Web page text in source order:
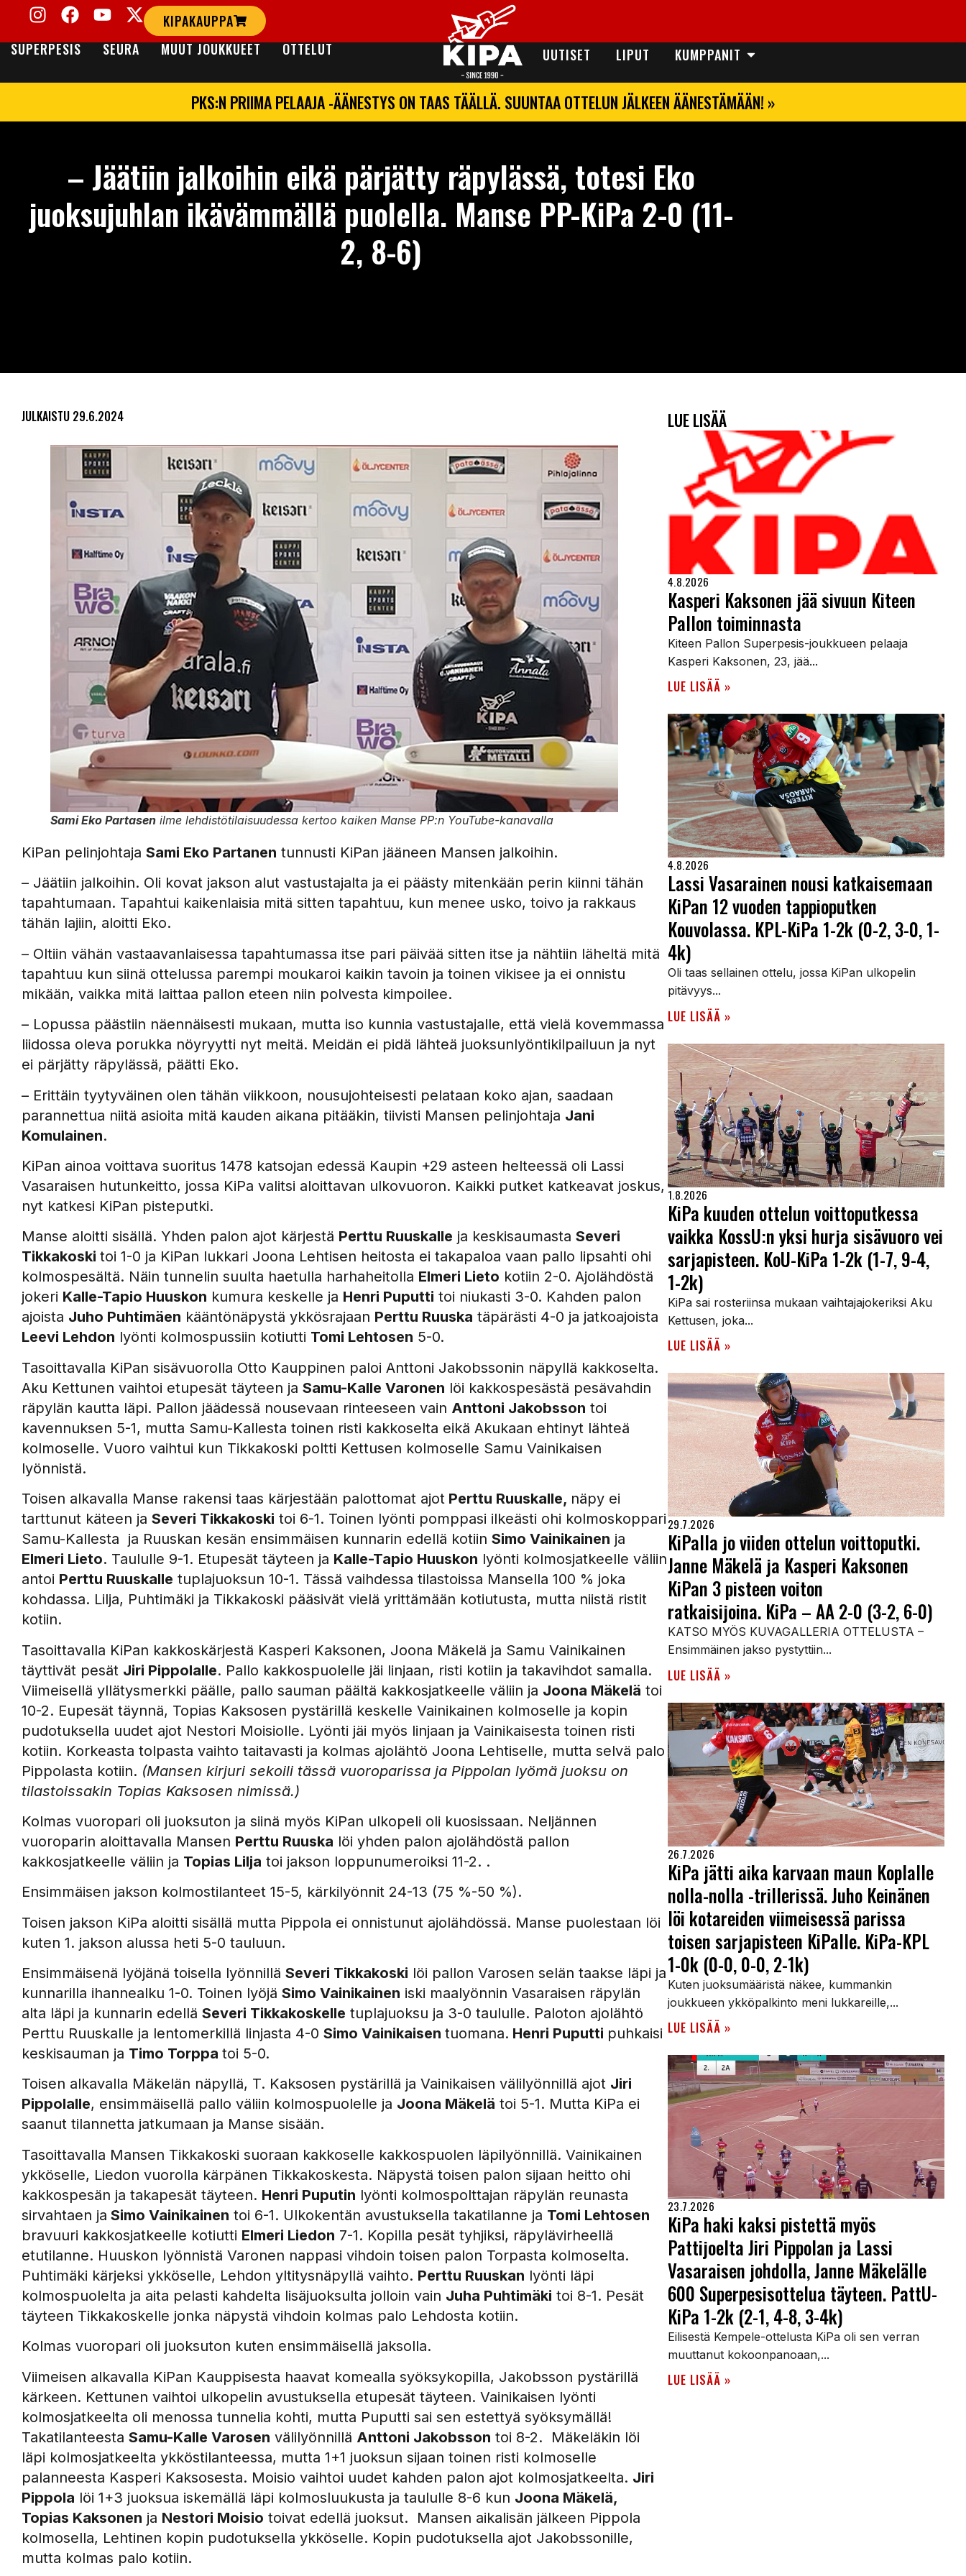
KIPAKAUPPA
SUPERPESIS
SEURA MUUT JOUKKUEET OTTELUT UUTISET LIPUT KUMPPANIT
PKS:N PRIIMA PELAAJA -ÄÄNESTYS ON TAAS TÄÄLLÄ. SUUNTAA OTTELUN JÄLKEEN ÄÄNESTÄMÄÄN! »
– Jäätiin jalkoihin eikä pärjätty räpylässä, totesi Eko
juoksujuhlan ikävämmällä puolella. Manse PP-KiPa 2-0 (11-
2, 8-6)
JULKAISTU 29.6.2024
Sami Eko Partasen ilme lehdistötilaisuudessa kertoo kaiken Manse PP:n YouTube-kanavalla
KiPan pelinjohtaja Sami Eko Partanen tunnusti KiPan jääneen Mansen jalkoihin.
– Jäätiin jalkoihin. Oli kovat jakson alut vastustajalta ja ei päästy mitenkään perin kiinni tähän
tapahtumaan. Tapahtui kaikenlaisia mitä sitten tapahtuu, kun menee usko, toivo ja rakkaus
tähän lajiin, aloitti Eko.
– Oltiin vähän vastaavanlaisessa tapahtumassa itse pari päivää sitten itse ja nähtiin läheltä mitä
tapahtuu kun siinä ottelussa parempi moukaroi kaikin tavoin ja toinen vikisee ja ei onnistu
mikään, vaikka mitä laittaa pallon eteen niin polvesta kimpoilee.
– Lopussa päästiin näennäisesti mukaan, mutta iso kunnia vastustajalle, että vielä kovemmassa
liidossa oleva porukka nöyryytti nyt meitä. Meidän ei pidä lähteä juoksunlyöntikilpailuun ja nyt
ei pärjätty räpylässä, päätti Eko.
– Erittäin tyytyväinen olen tähän viikkoon, nousujohteisesti pelataan koko ajan, saadaan
parannettua niitä asioita mitä kauden aikana pitääkin, tiivisti Mansen pelinjohtaja Jani
Komulainen.
KiPan ainoa voittava suoritus 1478 katsojan edessä Kaupin +29 asteen helteessä oli Lassi
Vasaraisen hutunkeitto, jossa KiPa valitsi aloittavan ulkovuoron. Kaikki putket katkeavat joskus,
nyt katkesi KiPan pisteputki.
Manse aloitti sisällä. Yhden palon ajot kärjestä Perttu Ruuskalle ja keskisaumasta Severi
Tikkakoski toi 1-0 ja KiPan lukkari Joona Lehtisen heitosta ei takapaloa vaan pallo lipsahti ohi
kolmospesältä. Näin tunnelin suulta haetulla harhaheitolla Elmeri Lieto kotiin 2-0. Ajolähdöstä
jokeri Kalle-Tapio Huuskon kumura keskelle ja Henri Puputti toi niukasti 3-0. Kahden palon
ajoista Juho Puhtimäen kääntönäpystä ykkösrajaan Perttu Ruuska täpärästi 4-0 ja jatkoajoista
Leevi Lehdon lyönti kolmospussiin kotiutti Tomi Lehtosen 5-0.
Tasoittavalla KiPan sisävuorolla Otto Kauppinen paloi Anttoni Jakobssonin näpyllä kakkoselta.
Aku Kettunen vaihtoi etupesät täyteen ja Samu-Kalle Varonen löi kakkospesästä pesävahdin
räpylän kautta läpi. Pallon jäädessä nousevaan rinteeseen vain Anttoni Jakobsson toi
kavennuksen 5-1, mutta Samu-Kallesta toinen risti kakkoselta eikä Akukaan ehtinyt lähteä
kolmoselle. Vuoro vaihtui kun Tikkakoski poltti Kettusen kolmoselle Samu Vainikaisen
lyönnistä.
Toisen alkavalla Manse rakensi taas kärjestään palottomat ajot Perttu Ruuskalle, näpy ei
tarttunut käteen ja Severi Tikkakoski toi 6-1. Toinen lyönti pomppasi ilkeästi ohi kolmoskoppari
Samu-Kallesta ja Ruuskan kesän ensimmäisen kunnarin edellä kotiin Simo Vainikainen ja
Elmeri Lieto. Taululle 9-1. Etupesät täyteen ja Kalle-Tapio Huuskon lyönti kolmosjatkeelle väliin
antoi Perttu Ruuskalle tuplajuoksun 10-1. Tässä vaihdessa tilastoissa Mansella 100 % joka
kohdassa. Lilja, Puhtimäki ja Tikkakoski pääsivät vielä yrittämään kotiutusta, mutta niistä ristit
kotiin.
Tasoittavalla KiPan kakkoskärjestä Kasperi Kaksonen, Joona Mäkelä ja Samu Vainikainen
täyttivät pesät Jiri Pippolalle. Pallo kakkospuolelle jäi linjaan, risti kotiin ja takavihdot samalla.
Viimeisellä yllätysmerkki päälle, pallo sauman päältä kakkosjatkeelle väliin ja Joona Mäkelä toi
10-2. Eupesät täynnä, Topias Kaksosen pystärillä keskelle Vainikainen kolmoselle ja kopin
pudotuksella uudet ajot Nestori Moisiolle. Lyönti jäi myös linjaan ja Vainikaisesta toinen risti
kotiin. Korkeasta tolpasta vaihto taitavasti ja kolmas ajolähtö Joona Lehtiselle, mutta selvä palo
Pippolasta kotiin. (Mansen kirjuri sekoili tässä vuoroparissa ja Pippolan lyömä juoksu on
tilastoissakin Topias Kaksosen nimissä.)
Kolmas vuoropari oli juoksuton ja siinä myös KiPan ulkopeli oli kuosissaan. Neljännen
vuoroparin aloittavalla Mansen Perttu Ruuska löi yhden palon ajolähdöstä pallon
kakkosjatkeelle väliin ja Topias Lilja toi jakson loppunumeroiksi 11-2. .
Ensimmäisen jakson kolmostilanteet 15-5, kärkilyönnit 24-13 (75 %-50 %).
Toisen jakson KiPa aloitti sisällä mutta Pippola ei onnistunut ajolähdössä. Manse puolestaan löi
kuten 1. jakson alussa heti 5-0 tauluun.
Ensimmäisenä lyöjänä toisella lyönnillä Severi Tikkakoski löi pallon Varosen selän taakse läpi ja
kunnarilla ihannealku 1-0. Toinen lyöjä Simo Vainikainen iski maalyönnin Vasaraisen räpylän
alta läpi ja kunnarin edellä Severi Tikkakoskelle tuplajuoksu ja 3-0 taululle. Paloton ajolähtö
Perttu Ruuskalle ja lentomerkillä linjasta 4-0 Simo Vainikaisen tuomana. Henri Puputti puhkaisi
keskisauman ja Timo Torppa toi 5-0.
Toisen alkavalla Mäkelän näpyllä, T. Kaksosen pystärillä ja Vainikaisen välilyönnillä ajot Jiri
Pippolalle, ensimmäisellä pallo väliin kolmospuolelle ja Joona Mäkelä toi 5-1. Mutta KiPa ei
saanut tilannetta jatkumaan ja Manse sisään.
Tasoittavalla Mansen Tikkakoski suoraan kakkoselle kakkospuolen läpilyönnillä. Vainikainen
ykköselle, Liedon vuorolla kärpänen Tikkakoskesta. Näpystä toisen palon sijaan heitto ohi
kakkospesän ja takapesät täyteen. Henri Puputin lyönti kolmospolttajan räpylän reunasta
sirvahtaen ja Simo Vainikainen toi 6-1. Ulkokentän avustuksella takatilanne ja Tomi Lehtosen
bravuuri kakkosjatkeelle kotiutti Elmeri Liedon 7-1. Kopilla pesät tyhjiksi, räpylävirheellä
etutilanne. Huuskon lyönnistä Varonen nappasi vihdoin toisen palon Torpasta kolmoselta.
Puhtimäki kärjeksi ykköselle, Lehdon yltitysnäpyllä vaihto. Perttu Ruuskan lyönti läpi
kolmospuolelta ja aita pelasti kahdelta lisäjuoksulta jolloin vain Juha Puhtimäki toi 8-1. Pesät
täyteen Tikkakoskelle jonka näpystä vihdoin kolmas palo Lehdosta kotiin.
Kolmas vuoropari oli juoksuton kuten ensimmäisellä jaksolla.
Viimeisen alkavalla KiPan Kauppisesta haavat komealla syöksykopilla, Jakobsson pystärillä
kärkeen. Kettunen vaihtoi ulkopelin avustuksella etupesät täyteen. Vainikaisen lyönti
kolmosjatkeelta oli menossa tunnelia kohti, mutta Puputti sai sen estettyä syöksymällä!
Takatilanteesta Samu-Kalle Varosen välilyönnillä Anttoni Jakobsson toi 8-2. Mäkeläkin löi
läpi kolmosjatkeelta ykköstilanteessa, mutta 1+1 juoksun sijaan toinen risti kolmoselle
palanneesta Kasperi Kaksosesta. Moisio vaihtoi uudet kahden palon ajot kolmosjatkeelta. Jiri
Pippola löi 1+3 juoksua iskemällä läpi kolmosluukusta ja taululle 8-6 kun Joona Mäkelä,
Topias Kaksonen ja Nestori Moisio toivat edellä juoksut. Mansen aikalisän jälkeen Pippola
kolmosella, Lehtinen kopin pudotuksella ykköselle. Kopin pudotuksella ajot Jakobssonille,
mutta kolmas palo kotiin.
LUE LISÄÄ
4.8.2026
Kasperi Kaksonen jää sivuun Kiteen
Pallon toiminnasta
Kiteen Pallon Superpesis-joukkueen pelaaja
Kasperi Kaksonen, 23, jää...
LUE LISÄÄ »
4.8.2026
Lassi Vasarainen nousi katkaisemaan
KiPan 12 vuoden tappioputken
Kouvolassa. KPL-KiPa 1-2k (0-2, 3-0, 1-
4k)
Oli taas sellainen ottelu, jossa KiPan ulkopelin
pitävyys...
LUE LISÄÄ »
1.8.2026
KiPa kuuden ottelun voittoputkessa
vaikka KossU:n yksi hurja sisävuoro vei
sarjapisteen. KoU-KiPa 1-2k (1-7, 9-4,
1-2k)
KiPa sai rosteriinsa mukaan vaihtajajokeriksi Aku
Kettusen, joka...
LUE LISÄÄ »
29.7.2026
KiPalla jo viiden ottelun voittoputki.
Janne Mäkelä ja Kasperi Kaksonen
KiPan 3 pisteen voiton
ratkaisijoina. KiPa – AA 2-0 (3-2, 6-0)
KATSO MYÖS KUVAGALLERIA OTTELUSTA –
Ensimmäinen jakso pystyttiin...
LUE LISÄÄ »
26.7.2026
KiPa jätti aika karvaan maun Koplalle
nolla-nolla -trillerissä. Juho Keinänen
löi kotareiden viimeisessä parissa
toisen sarjapisteen KiPalle. KiPa-KPL
1-0k (0-0, 0-0, 2-1k)
Kuten juoksumääristä näkee, kummankin
joukkueen ykköpalkinto meni lukkareille,...
LUE LISÄÄ »
23.7.2026
KiPa haki kaksi pistettä myös
Pattijoelta Jiri Pippolan ja Lassi
Vasaraisen johdolla, Janne Mäkelälle
600 Superpesisottelua täyteen. PattU-
KiPa 1-2k (2-1, 4-8, 3-4k)
Eilisestä Kempele-ottelusta KiPa oli sen verran
muuttanut kokoonpanoaan,...
LUE LISÄÄ »